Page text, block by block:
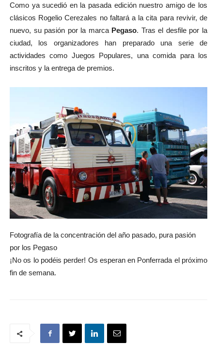
Como ya sucedió en la pasada edición nuestro amigo de los
clásicos Rogelio Cerezales no faltará a la cita para revivir, de
nuevo, su pasión por la marca Pegaso. Tras el desfile por la
ciudad, los organizadores han preparado una serie de
actividades como Juegos Populares, una comida para los
inscritos y la entrega de premios.
Fotografía de la concentración del año pasado, pura pasión
por los Pegaso
¡No os lo podéis perder! Os esperan en Ponferrada el próximo
fin de semana.